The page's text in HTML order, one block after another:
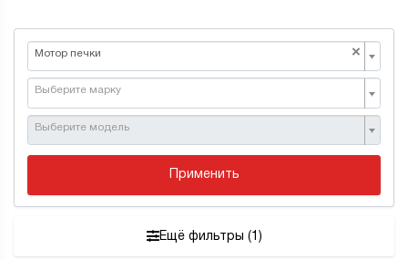
×
Мотор печки
Выберите марку
Выберите модель
Применить
Ещё фильтры (1)